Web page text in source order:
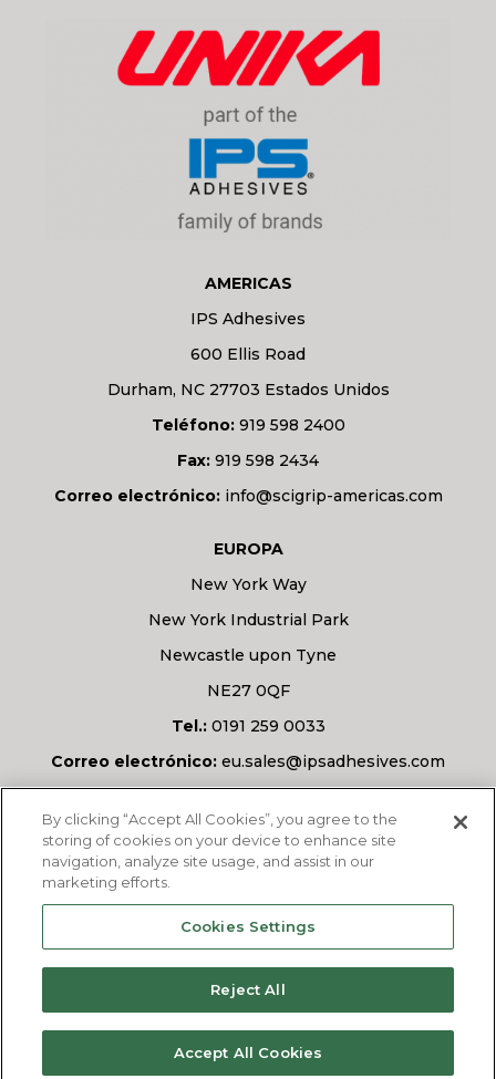
AMERICAS
IPS Adhesives
600 Ellis Road
Durham, NC 27703 Estados Unidos
Teléfono:919 598 2400
Fax: 919 598 2434
Correo electrónico: info@scigrip-americas.com
EUROPA
New York Way
New York Industrial Park
Newcastle upon Tyne
NE27 0QF
Tel.:0191 259 0033
Correo electrónico: eu.sales@ipsadhesives.com
¿Tiene alguna pregunta?
derechos reservados.
By clicking “Accept All Cookies”, you agree to the
storing of cookies on your device to enhance site
navigation, analyze site usage, and assist in our
marketing efforts.
Cookies Settings
Reject All
Accept All Cookies